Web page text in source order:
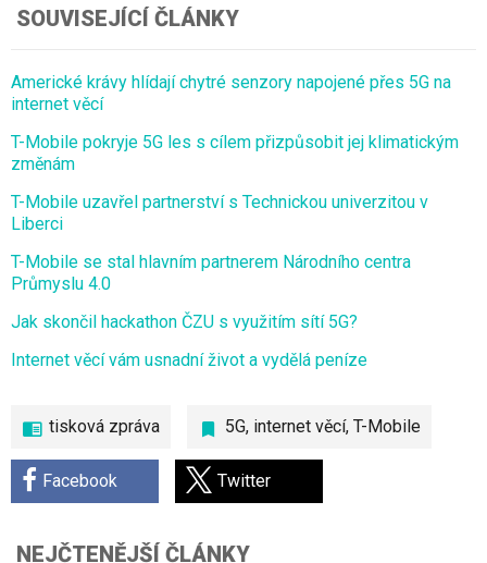
tisková zpráva 5G, internet věcí, T-Mobile
Facebook Twitter
SOUVISEJÍCÍ ČLÁNKY
Americké krávy hlídají chytré senzory napojené přes 5G na
internet věcí
T-Mobile pokryje 5G les s cílem přizpůsobit jej klimatickým
změnám
T-Mobile uzavřel partnerství s Technickou univerzitou v
Liberci
T-Mobile se stal hlavním partnerem Národního centra
Průmyslu 4.0
Jak skončil hackathon ČZU s využitím sítí 5G?
Internet věcí vám usnadní život a vydělá peníze
NEJČTENĚJŠÍ ČLÁNKY